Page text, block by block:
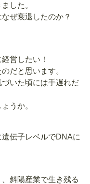
した。
ぜ衰退したのか？
営したい！
だと思います。
いた頃には手遅れだ
うか。
伝子レベルでDNAに
斜陽産業で生き残る